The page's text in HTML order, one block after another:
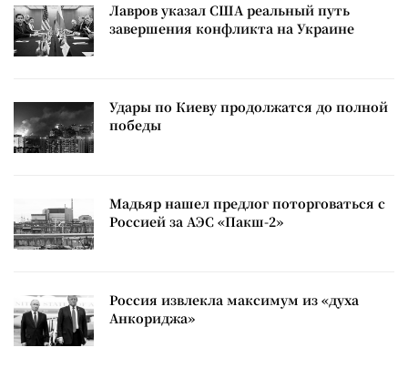
Лавров указал США реальный путь
завершения конфликта на Украине
Удары по Киеву продолжатся до полной
победы
Мадьяр нашел предлог поторговаться с
Россией за АЭС «Пакш-2»
Россия извлекла максимум из «духа
Анкориджа»